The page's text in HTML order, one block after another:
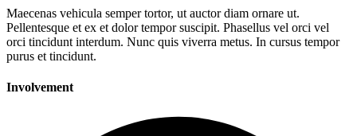
Maecenas vehicula semper tortor, ut auctor diam ornare ut.
Pellentesque et ex et dolor tempor suscipit. Phasellus vel orci vel
orci tincidunt interdum. Nunc quis viverra metus. In cursus tempor
purus et tincidunt.
Involvement